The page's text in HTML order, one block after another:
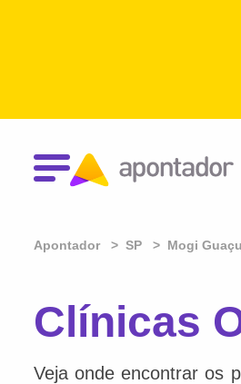
Apontador SP Mogi Guaçu
Clínicas
Veja onde encontrar os